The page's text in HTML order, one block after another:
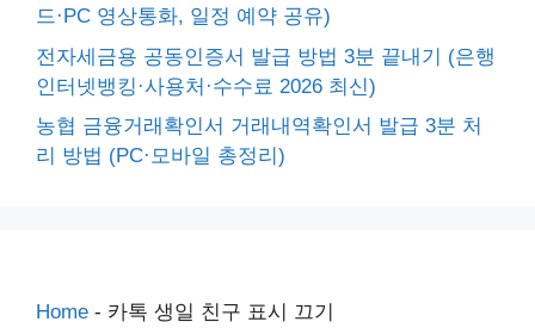
드·PC 영상통화, 일정 예약 공유)
전자세금용 공동인증서 발급 방법 3분 끝내기 (은행
인터넷뱅킹·사용처·수수료 2026 최신)
농협 금융거래확인서 거래내역확인서 발급 3분 처
리 방법 (PC·모바일 총정리)
Home - 카톡 생일 친구 표시 끄기